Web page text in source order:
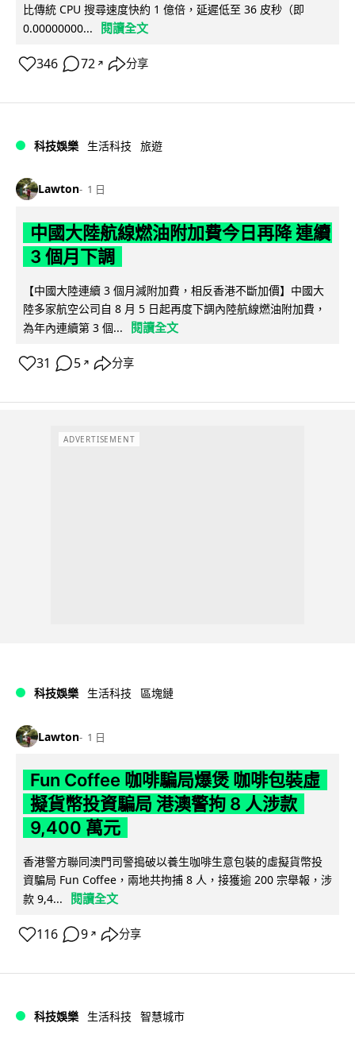
比傳統 CPU 搜尋速度快約 1 億倍，延遲低至 36 皮秒（即
0.00000000...
閱讀全文
346 72 ↗ 分享
科技娛樂 生活科技 旅遊
Lawton 1 日
中國大陸航線燃油附加費今日再降 連續
3 個月下調
【中國大陸連續 3 個月減附加費，相反香港不斷加價】中國大
陸多家航空公司自 8 月 5 日起再度下調內陸航線燃油附加費，
為年內連續第 3 個...
閱讀全文
31 5 ↗ 分享
ADVERTISEMENT
科技娛樂 生活科技 區塊鏈
Lawton 1 日
Fun Coffee 咖啡騙局爆煲 咖啡包裝虛
擬貨幣投資騙局 港澳警拘 8 人涉款
9,400 萬元
香港警方聯同澳門司警搗破以養生咖啡生意包裝的虛擬貨幣投
資騙局 Fun Coffee，兩地共拘捕 8 人，接獲逾 200 宗舉報，涉
款 9,4...
閱讀全文
116 9 ↗ 分享
科技娛樂 生活科技 智慧城市